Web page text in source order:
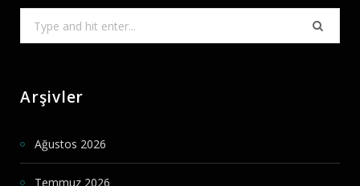
Arşivler
Ağustos 2026
Temmuz 2026